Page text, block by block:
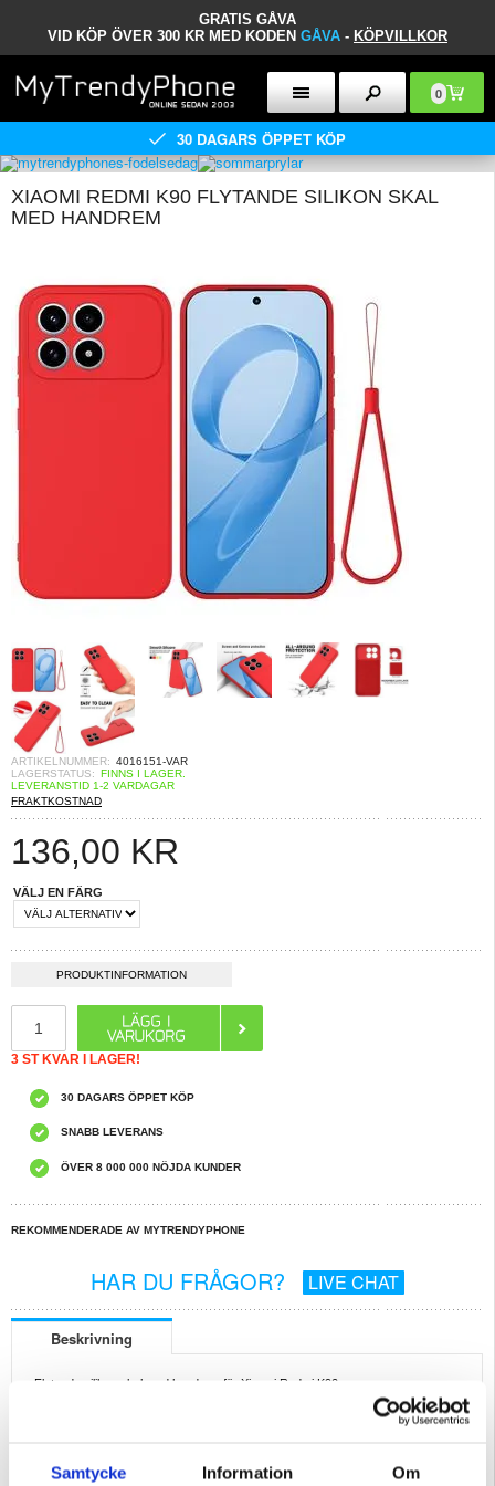
Samtycke Information Om
GRATIS GÅVA
VID KÖP ÖVER 300 KR MED KODEN GÅVA - KÖPVILLKOR
0
30 DAGARS ÖPPET KÖP
XIAOMI REDMI K90 FLYTANDE SILIKON SKAL
MED HANDREM
ARTIKELNUMMER: 4016151-VAR
LAGERSTATUS: FINNS I LAGER.
LEVERANSTID 1-2 VARDAGAR
FRAKTKOSTNAD
136,00 KR
VÄLJ EN FÄRG
PRODUKTINFORMATION
3 ST KVAR I LAGER!
30 DAGARS ÖPPET KÖP
SNABB LEVERANS
ÖVER 8 000 000 NÖJDA KUNDER
REKOMMENDERADE AV MYTRENDYPHONE
HAR DU FRÅGOR? LIVE CHAT
Beskrivning
Flytande silikon skal med handrem för Xiaomi Redmi K90
Skydda din Xiaomi Redmi K90 med stil med detta eleganta och hållbara
mobilskal i flytande silikon. Fodralet är utformat för att ge ett heltäckande skydd